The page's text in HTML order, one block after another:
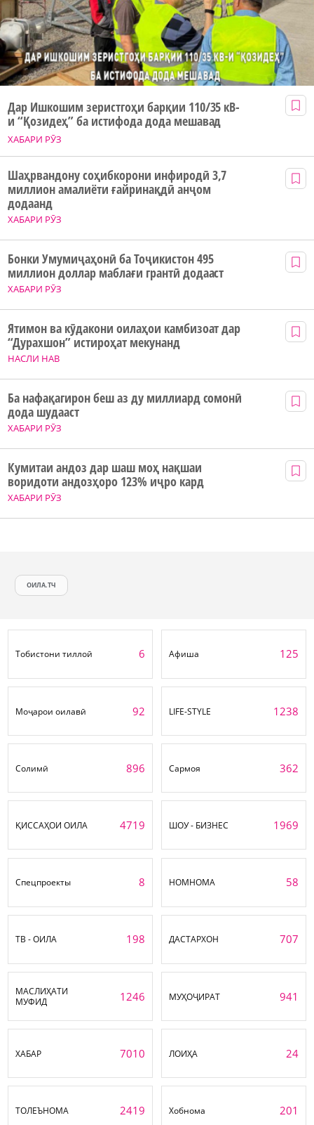
ХАБАРИ РӮЗ
Дар Ишкошим зеристгоҳи барқии 110/35 кВ-
и “Қозидеҳ” ба истифода дода мешавад
ХАБАРИ РӮЗ
Шаҳрвандону соҳибкорони инфиродӣ 3,7
миллион амалиёти ғайринақдӣ анҷом
додаанд
ХАБАРИ РӮЗ
Бонки Умумиҷаҳонӣ ба Тоҷикистон 495
миллион доллар маблағи грантӣ додааст
НАСЛИ НАВ
Ятимон ва кӯдакони оилаҳои камбизоат дар
“Дурахшон” истироҳат мекунанд
ХАБАРИ РӮЗ
Ба нафақагирон беш аз ду миллиард сомонӣ
дода шудааст
ХАБАРИ РӮЗ
Кумитаи андоз дар шаш моҳ нақшаи
воридоти андозҳоро 123% иҷро кард
ОИЛА.ТЧ
Тобистони тиллоӣ 6 Афиша 125
Моҷарои оилавӣ 92 LIFE-STYLE 1238
Солимӣ 896 Сармоя 362
ҚИССАҲОИ ОИЛА 4719 ШОУ - БИЗНЕС 1969
Спецпроекты 8 НОМНОМА 58
ТВ - ОИЛА 198 ДАСТАРХОН 707
МАСЛИҲАТИ
МУФИД
1246 МУҲОҶИРАТ 941
ХАБАР 7010 ЛОИҲА 24
ТОЛЕЪНОМА 2419 Хобнома 201